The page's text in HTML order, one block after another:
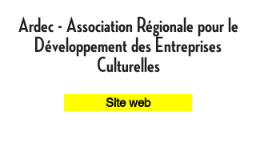
Ardec - Association Régionale pour le
Développement des Entreprises
Culturelles
Site web